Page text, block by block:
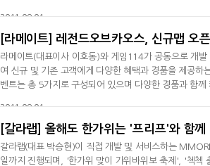
2011-09-01
[라메이트] 레전드오브카오스, 신규맵 오
라메이트(대표이사 이호동)와 게임114가 공동으로 개
여 신규 및 기존 고객에게 다양한 혜택과 경품을 제공
벤트는 총 5가지로 구성되어 있으며 다양한 경품과 함
2011-09-01
[갈라랩] 올해도 한가위는 '프리프'와 함께
갈라랩(대표 박승현)이 직접 개발 및 서비스하는
일까지 진행되며, '한가위 맞이 가위바위보 축제', '첵첵